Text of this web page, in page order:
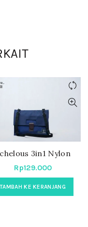
3in1 Nylon
Rp129.000
TAMBAH KE KERANJANG